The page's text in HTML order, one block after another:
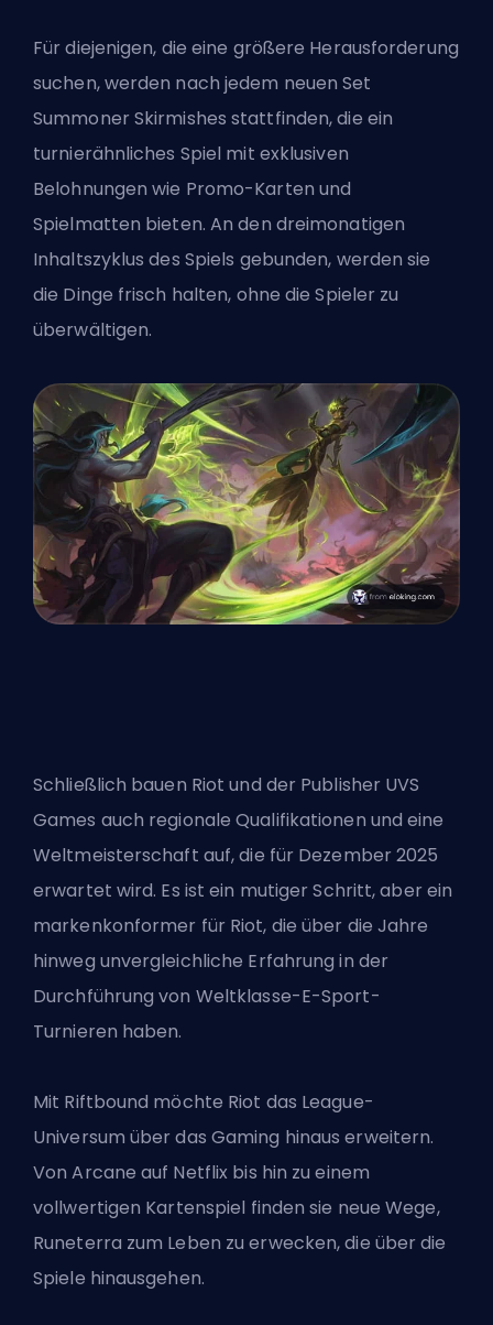
Für diejenigen, die eine größere Herausforderung
suchen, werden nach jedem neuen Set
Summoner Skirmishes stattfinden, die ein
turnierähnliches Spiel mit exklusiven
Belohnungen wie Promo-Karten und
Spielmatten bieten. An den dreimonatigen
Inhaltszyklus des Spiels gebunden, werden sie
die Dinge frisch halten, ohne die Spieler zu
überwältigen.
Schließlich bauen Riot und der Publisher UVS
Games auch regionale Qualifikationen und eine
Weltmeisterschaft auf, die für Dezember 2025
erwartet wird. Es ist ein mutiger Schritt, aber ein
markenkonformer für Riot, die über die Jahre
hinweg unvergleichliche Erfahrung in der
Durchführung von Weltklasse-E-Sport-
Turnieren haben.
Mit Riftbound möchte Riot das League-
Universum über das Gaming hinaus erweitern.
Von Arcane auf Netflix bis hin zu einem
vollwertigen Kartenspiel finden sie neue Wege,
Runeterra zum Leben zu erwecken, die über die
Spiele hinausgehen.